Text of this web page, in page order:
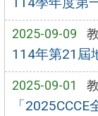
2025-09-09
114年第21屆
2025-09-01
「